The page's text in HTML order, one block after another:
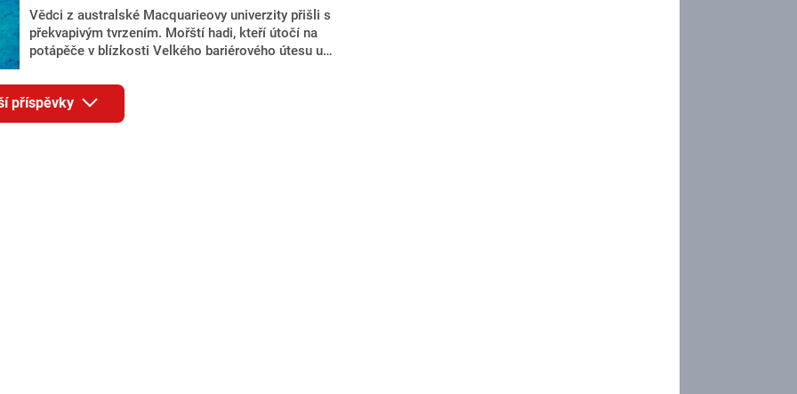
Vědci z australské Macquarieovy univerzity přišli s
překvapivým tvrzením. Mořští hadi, kteří útočí na
potápěče v blízkosti Velkého bariérového útesu u
skutečnosti pletou s potenciálními sexuálními
partnery. Spíše než o skutečný útok jde o zmatené
námluvy v období páření.
příspěvky